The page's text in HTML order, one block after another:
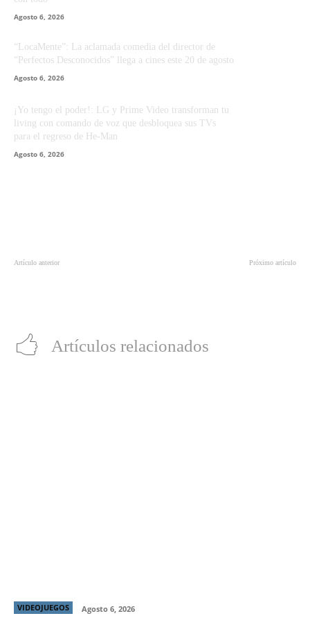
Agosto 6, 2026
“LocaMente”: La aclamada comedia del director de
“Perfectos Desconocidos” llega a cines este 20 de agosto
Agosto 6, 2026
¡Yo tengo el poder!: LG y Prime Video transforman tu
living con comando de voz que desbloquea sus TVs
para el regreso de He-Man
Agosto 6, 2026
Artículo anterior Próximo artículo
Artículos relacionados
VIDEOJUEGOS Agosto 6, 2026